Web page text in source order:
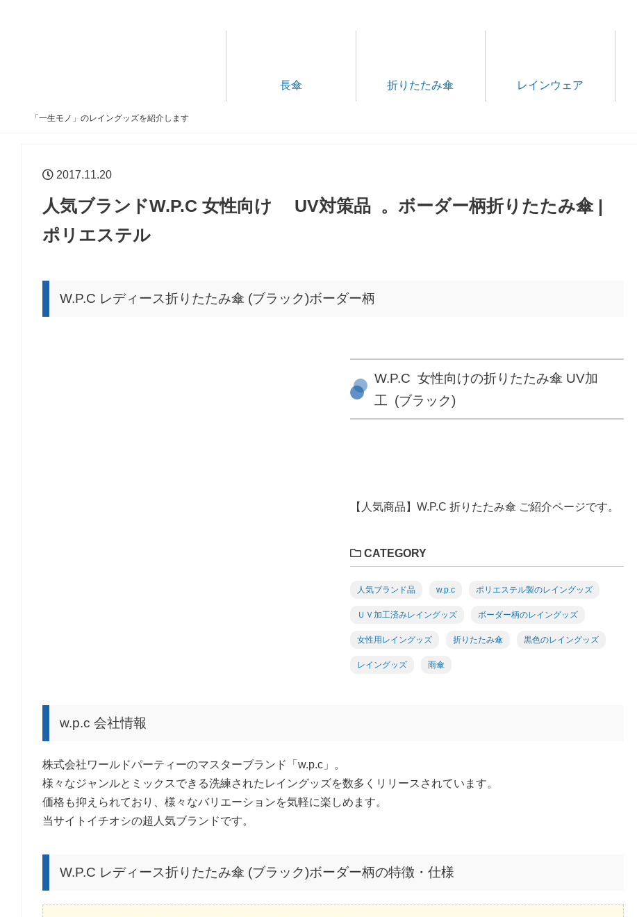
「一生モノ」のレイングッズを紹介します
長傘 折りたたみ傘 レインウェア
2017.11.20
人気ブランドW.P.C 女性向け UV対策品 。ボーダー柄折りたたみ傘 |
ポリエステル
W.P.C レディース折りたたみ傘 (ブラック)ボーダー柄
W.P.C 女性向けの折りたたみ傘 UV加
工 (ブラック)
【人気商品】W.P.C 折りたたみ傘 ご紹介ページです。
CATEGORY
人気ブランド品 w.p.c ポリエステル製のレイングッズ
ＵＶ加工済みレイングッズ ボーダー柄のレイングッズ
女性用レイングッズ 折りたたみ傘 黒色のレイングッズ
レイングッズ 雨傘
w.p.c 会社情報
株式会社ワールドパーティーのマスターブランド「w.p.c」。
様々なジャンルとミックスできる洗練されたレイングッズを数多くリリースされています。
価格も抑えられており、様々なバリエーションを気軽に楽しめます。
当サイトイチオシの超人気ブランドです。
W.P.C レディース折りたたみ傘 (ブラック)ボーダー柄の特徴・仕様